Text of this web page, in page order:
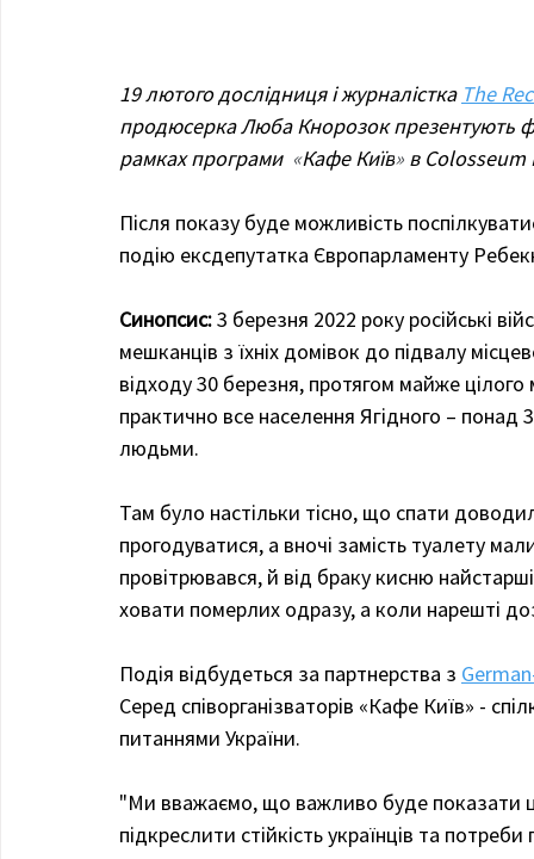
19 лютого дослідниця і журналістка The
продюсерка Люба Кнорозок презентують
рамках програми «Кафе Київ» в Colosseum
Після показу буде можливість
подію ексдепутатка Європарламенту
Синопсис: 3 березня 2022 року російські
мешканців з їхніх домівок до підвалу
відходу 30 березня, протягом майже
практично все населення Ягідного – понад
людьми.
Там було настільки тісно, що спати
прогодуватися, а вночі замість туалету
провітрювався, й від браку кисню
ховати померлих одразу, а коли нарешті
Подія відбудеться за партнерства з
Серед співорганізваторів «Кафе Київ» -
питаннями України.
"Ми вважаємо, що важливо буде показати
підкреслити стійкість українців та